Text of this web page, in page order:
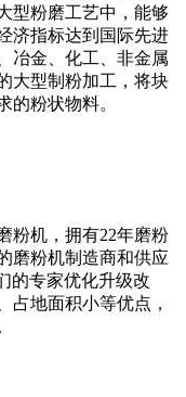
型粉磨工艺中，能够
济指标达到国际先进
冶金、化工、非金属
大型制粉加工，将块
的粉状物料。
粉机，拥有22年磨粉
磨粉机制造商和供应
的专家优化升级改
占地面积小等优点，